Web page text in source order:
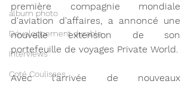
album photo
Développement durable
Interviews
Coté Coulisses
première compagnie mondiale
d'aviation d'affaires, a annoncé une
nouvelle extension de son
Avec l'arrivée de nouveaux